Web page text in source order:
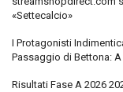
«Settecalcio»
I Protagonisti
Passaggio di Bettona:
Risultati Fase A 2026